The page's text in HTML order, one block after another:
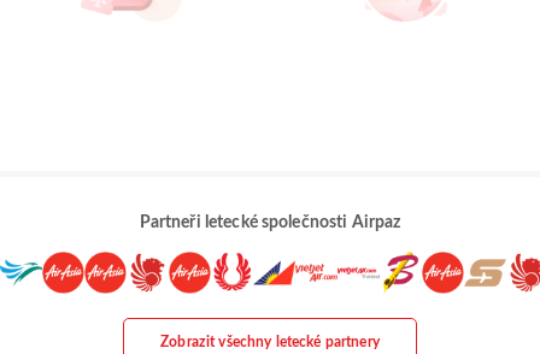
Partneři letecké společnosti Airpaz
Zobrazit všechny letecké partnery